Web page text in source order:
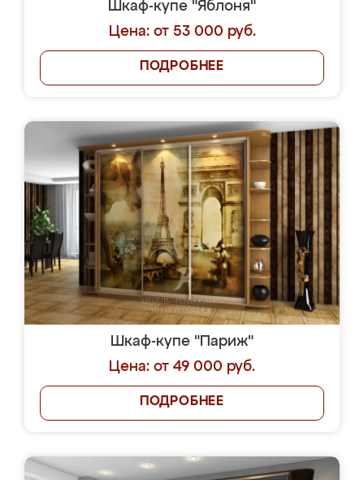
Шкаф-купе "Яблоня"
Цена: от 53 000 руб.
ПОДРОБНЕЕ
Шкаф-купе "Париж"
Цена: от 49 000 руб.
ПОДРОБНЕЕ